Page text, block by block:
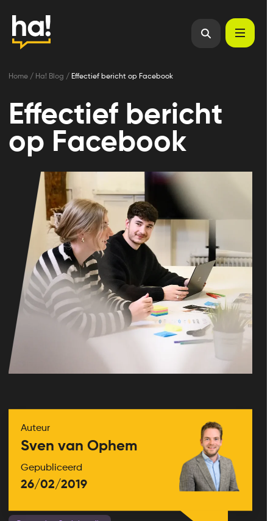
Home / Ha! Blog / Effectief bericht op Facebook
Effectief bericht
op Facebook
Auteur
Sven van Ophem
Gepubliceerd
26/02/2019